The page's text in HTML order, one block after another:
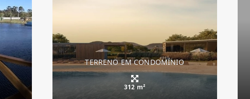
TERRENO EM CONDOMÍNIO
312 m²